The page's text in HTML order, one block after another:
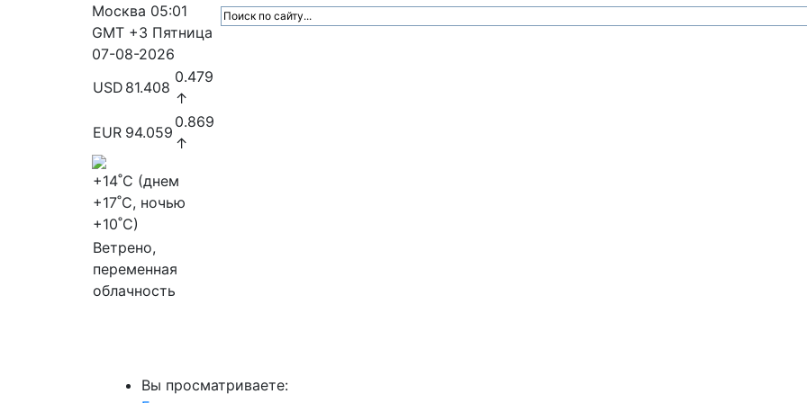
Москва 05:01
GMT +3 Пятница
07-08-2026
USD 81.408
0.479
↑
EUR 94.059
0.869
↑
+14˚C (днем
+17˚C, ночью
+10˚C)
Ветрено,
переменная
облачность
Вы просматриваете: